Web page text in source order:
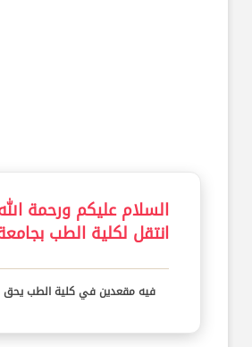
السلام عليكم ورحمة
انتقل لكلية الطب
فيه مقعدين في كلية الطب يحق